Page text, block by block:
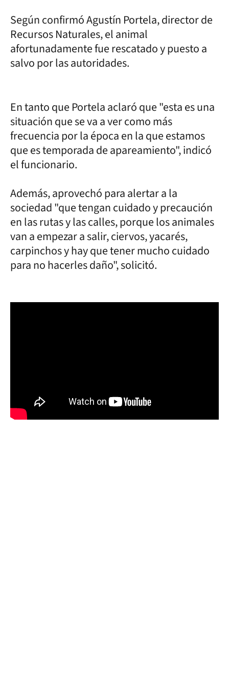
Según confirmó Agustín Portela, director de
Recursos Naturales, el animal
afortunadamente fue rescatado y puesto a
salvo por las autoridades.
En tanto que Portela aclaró que "esta es una
situación que se va a ver como más
frecuencia por la época en la que estamos
que es temporada de apareamiento", indicó
el funcionario.
Además, aprovechó para alertar a la
sociedad "que tengan cuidado y precaución
en las rutas y las calles, porque los animales
van a empezar a salir, ciervos, yacarés,
carpinchos y hay que tener mucho cuidado
para no hacerles daño", solicitó.